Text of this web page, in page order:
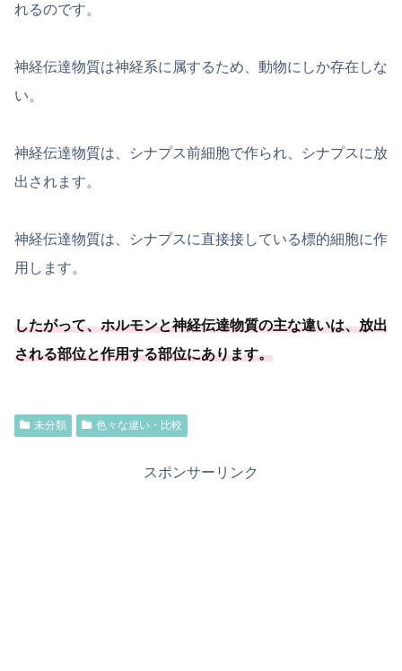
れるのです。
神経伝達物質は神経系に属するため、動物にしか存在しな
い。
神経伝達物質は、シナプス前細胞で作られ、シナプスに放
出されます。
神経伝達物質は、シナプスに直接接している標的細胞に作
用します。
したがって、ホルモンと神経伝達物質の主な違いは、放出
される部位と作用する部位にあります。
未分類 色々な違い・比較
スポンサーリンク